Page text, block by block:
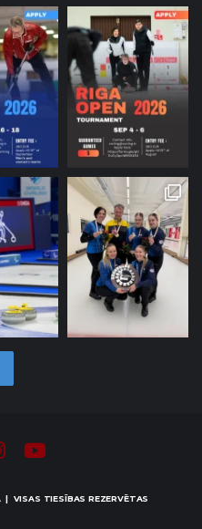
| VISAS TIESĪBAS REZERVĒTAS